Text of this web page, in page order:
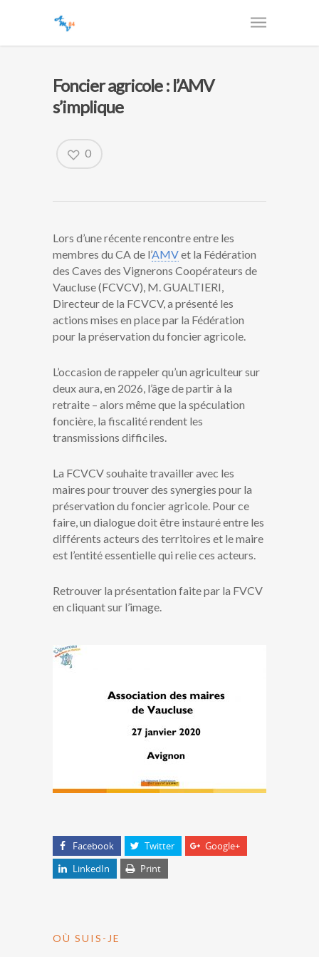
Foncier agricole : l’AMV
s’implique
0
Lors d’une récente rencontre entre les
membres du CA de l’AMVet la Fédération
des Caves des Vignerons Coopérateurs de
Vaucluse (FCVCV), M. GUALTIERI,
Directeur de la FCVCV, a présenté les
actions mises en place par la Fédération
pour la préservation du foncier agricole.
L’occasion de rappeler qu’un agriculteur sur
deux aura, en 2026, l’âge de partir à la
retraite – alors même que la spéculation
foncière, la fiscalité rendent les
transmissions difficiles.
La FCVCV souhaite travailler avec les
maires pour trouver des synergies pour la
préservation du foncier agricole. Pour ce
faire, un dialogue doit être instauré entre les
différents acteurs des territoires et le maire
est l’entité essentielle qui relie ces acteurs.
Retrouver la présentation faite par la FVCV
en cliquant sur l’image.
Facebook Twitter
Google+
LinkedIn
Print
OÙ SUIS-JE